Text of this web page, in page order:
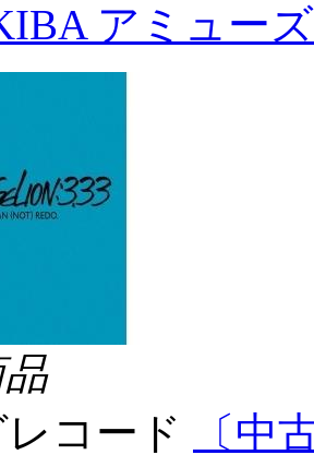
アミュー
コード
〔中